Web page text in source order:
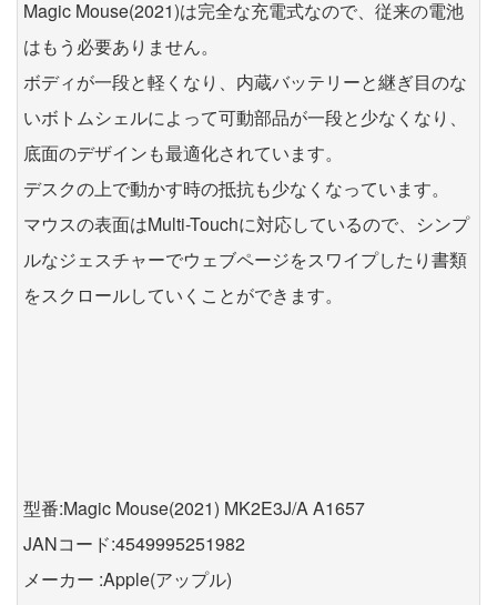
Magic Mouse(2021)は完全な充電式なので、従来の電池
はもう必要ありません。
ボディが一段と軽くなり、内蔵バッテリーと継ぎ目のな
いボトムシェルによって可動部品が一段と少なくなり、
底面のデザインも最適化されています。
デスクの上で動かす時の抵抗も少なくなっています。
マウスの表面はMulti-Touchに対応しているので、シンプ
ルなジェスチャーでウェブページをスワイプしたり書類
をスクロールしていくことができます。
型番:Magic Mouse(2021) MK2E3J/A A1657
JANコード:4549995251982
メーカー :Apple(アップル)